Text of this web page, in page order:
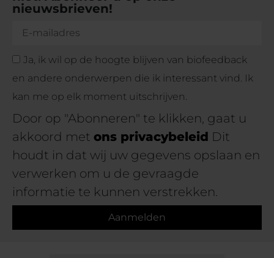
nieuwsbrieven!
Ja, ik wil op de hoogte blijven van biofeedback
en andere onderwerpen die ik interessant vind. Ik
kan me op elk moment uitschrijven.
Door op "Abonneren" te klikken, gaat u
akkoord met ons privacybeleid Dit
houdt in dat wij uw gegevens opslaan en
verwerken om u de gevraagde
informatie te kunnen verstrekken.
Aanmelden